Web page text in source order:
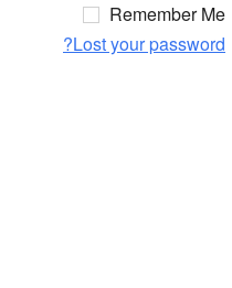
Remember Me
Lost your password?